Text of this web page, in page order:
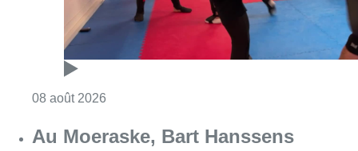
08 août 2026
Au Moeraske, Bart Hanssens